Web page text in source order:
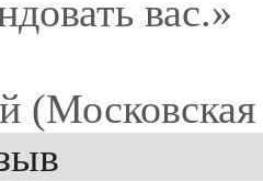
вас.»
(Московская